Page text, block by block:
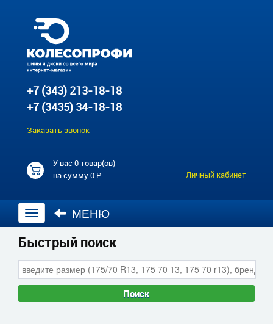
+7 (343) 213-18-18
+7 (3435) 34-18-18
Заказать звонок
У вас0 товар(ов)
на сумму0 Р Личный кабинет
Открыть
навигацию
МЕНЮ
Быстрый поиск
Поиск